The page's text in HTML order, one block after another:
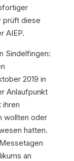
prüft diese
AIEP.
Sindelfingen:
2019 in
Anlaufpunkt
ihren
wollten oder
hatten.
an